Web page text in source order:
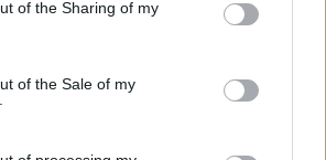
of the Sharing of my
of the Sale of my
για επιστροφή έως
στους ενοικιαστές, ως
στο αυξανόμενο κόστος
να αποδειχθεί